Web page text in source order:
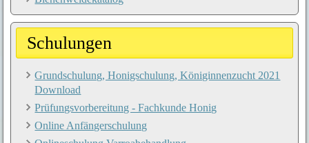
Schulungen
Grundschulung, Honigschulung, Königinnenzucht 2021
Download
Prüfungsvorbereitung - Fachkunde Honig
Online Anfängerschulung